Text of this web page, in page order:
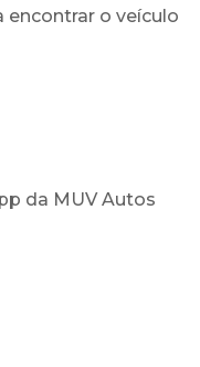
o veículo
da MUV Autos